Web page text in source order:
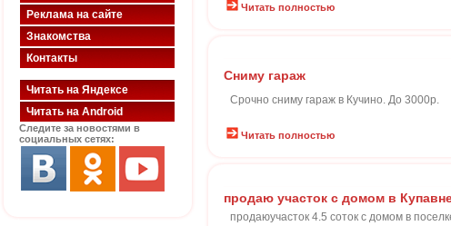
Реклама на сайте
Знакомства
Контакты
Читать на Яндексе
Читать на Android
Следите за новостями в
социальных сетях:
Читать полностью
Сниму гараж
Срочно сниму гараж в Кучино. До 3000р.
Читать полностью
продаю участок с домом в
продаюучасток 4.5 соток с домом в